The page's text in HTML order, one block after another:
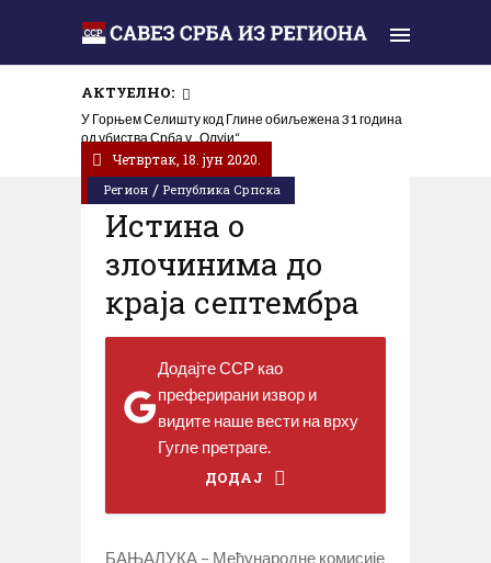
АКТУЕЛНО:
У Горњем Селишту код Глине обиљежена 31 година
од убиства Срба у „Олуји“
Изјава: Тужилаштво у Београду да покрене истрагу
поводом свједочења хрватског официра о убиству
500 српских цивила
Регион / Република Српска
Четвртак, 18. јун 2020.
Истина о
злочинима до
краја септембра
Додајте ССР као
преферирани извор и
видите наше вести на врху
Гугле претраге.
ДОДАЈ
БАЊАЛУКА – Међународне комисије